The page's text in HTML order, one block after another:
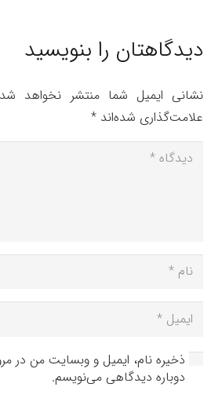
دیدگاهتان را بنویسید
نشانی ایمیل شما منتشر نخواهد
علامت‌گذاری شده‌اند *
ذخیره نام، ایمیل و وبسایت من در
دوباره دیدگاهی می‌نویسم.